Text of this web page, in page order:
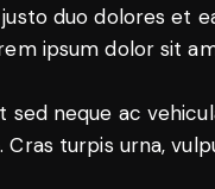
duo dolores et
ipsum dolor sit
sed neque ac
Cras turpis urna,